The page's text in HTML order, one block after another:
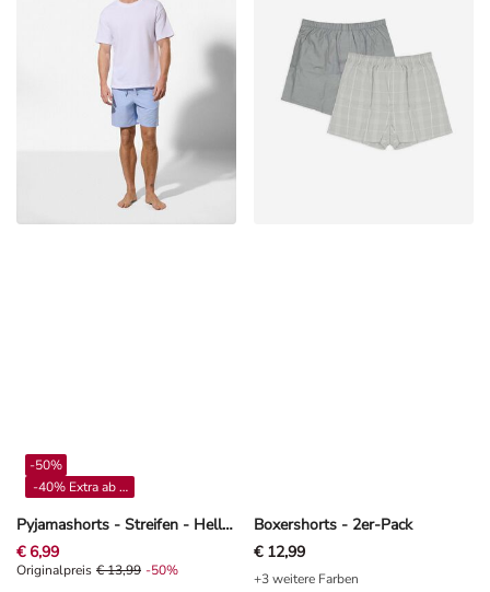
Pyjamashorts - Streifen - Hellblau
-50%
-40% Extra ab 4**
€ 6,99
Originalpreis € 13,99, Rabat -50%
Originalpreis € 13,99 -50%
Boxershorts - 2er-Pack
€ 12,99
+3 weitere Farben